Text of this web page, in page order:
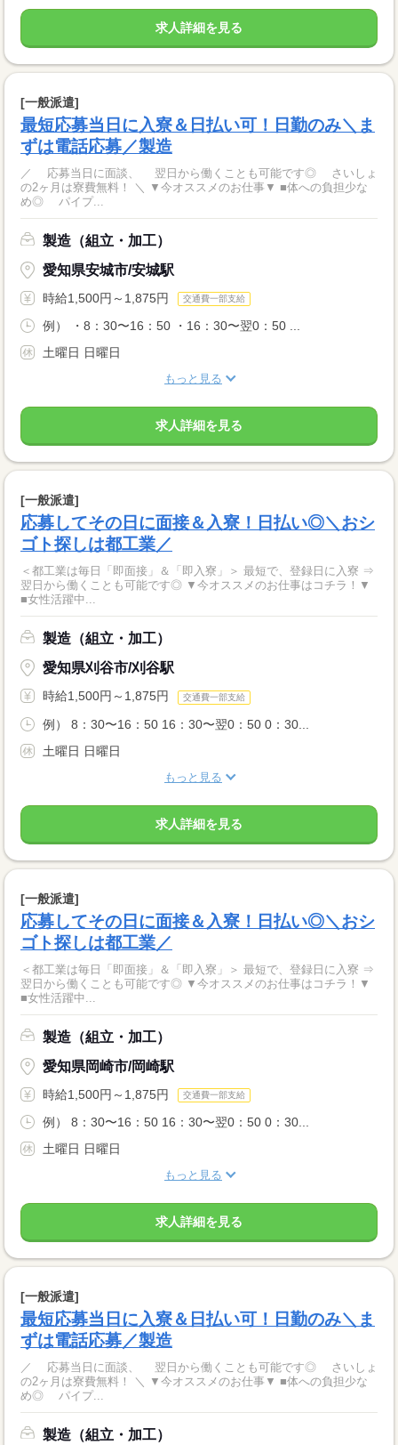
求人詳細を見る
[一般派遣]
最短応募当日に入寮＆日払い可！日勤のみ＼ま
ずは電話応募／製造
／ 応募当日に面談、 翌日から働くことも可能です◎ さいしょ
の2ヶ月は寮費無料！ ＼ ▼今オススメのお仕事▼ ■体への負担少な
め◎ パイプ...
製造（組立・加工）
愛知県安城市/安城駅
時給1,500円～1,875円 交通費一部支給
例） ・8：30〜16：50 ・16：30〜翌0：50 ...
土曜日 日曜日
もっと見る
求人詳細を見る
[一般派遣]
応募してその日に面接＆入寮！日払い◎＼おシ
ゴト探しは都工業／
＜都工業は毎日「即面接」＆「即入寮」＞ 最短で、登録日に入寮 ⇒
翌日から働くことも可能です◎ ▼今オススメのお仕事はコチラ！▼
■女性活躍中...
製造（組立・加工）
愛知県刈谷市/刈谷駅
時給1,500円～1,875円 交通費一部支給
例） 8：30〜16：50 16：30〜翌0：50 0：30...
土曜日 日曜日
もっと見る
求人詳細を見る
[一般派遣]
応募してその日に面接＆入寮！日払い◎＼おシ
ゴト探しは都工業／
＜都工業は毎日「即面接」＆「即入寮」＞ 最短で、登録日に入寮 ⇒
翌日から働くことも可能です◎ ▼今オススメのお仕事はコチラ！▼
■女性活躍中...
製造（組立・加工）
愛知県岡崎市/岡崎駅
時給1,500円～1,875円 交通費一部支給
例） 8：30〜16：50 16：30〜翌0：50 0：30...
土曜日 日曜日
もっと見る
求人詳細を見る
[一般派遣]
最短応募当日に入寮＆日払い可！日勤のみ＼ま
ずは電話応募／製造
／ 応募当日に面談、 翌日から働くことも可能です◎ さいしょ
の2ヶ月は寮費無料！ ＼ ▼今オススメのお仕事▼ ■体への負担少な
め◎ パイプ...
製造（組立・加工）